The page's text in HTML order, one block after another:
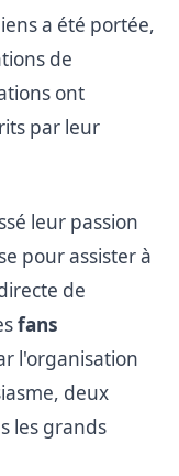
a été portée,
de
ont
par leur
leur passion
pour assister à
de
fans
l'organisation
deux
les grands